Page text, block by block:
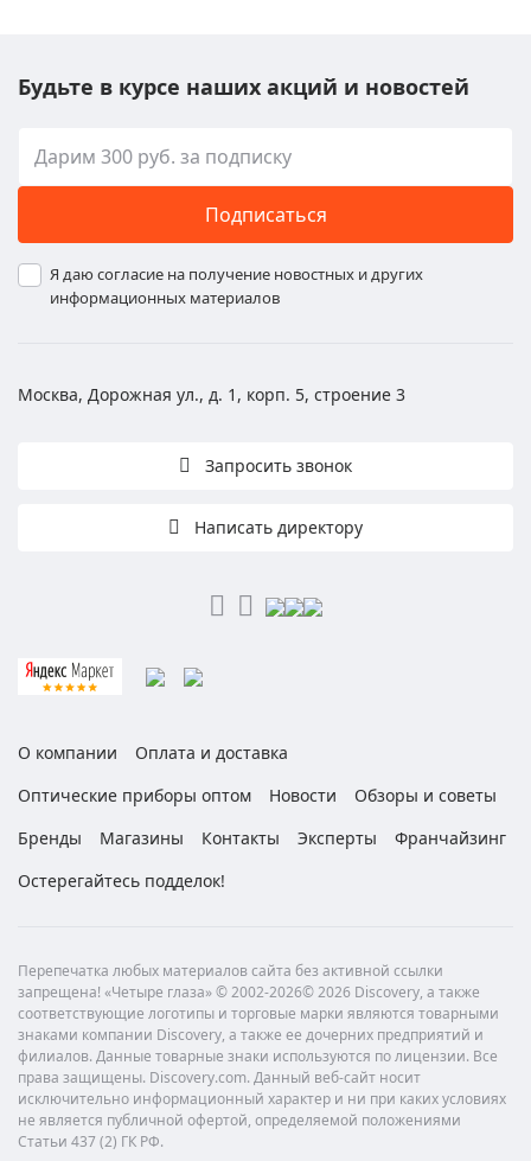
Будьте в курсе наших акций и новостей
Подписаться
Я даю согласие на получение новостных и других
информационных материалов
Москва, Дорожная ул., д. 1, корп. 5, строение 3
Запросить звонок
Написать директору
О компании
Оплата и доставка
Оптические приборы оптом
Новости
Обзоры и советы
Бренды
Магазины Контакты Эксперты
Франчайзинг
Остерегайтесь подделок!
Перепечатка любых материалов сайта без активной ссылки
запрещена! «Четыре глаза» © 2002-2026© 2026 Discovery, а также
соответствующие логотипы и торговые марки являются товарными
знаками компании Discovery, а также ее дочерних предприятий и
филиалов. Данные товарные знаки используются по лицензии. Все
права защищены. Discovery.com. Данный веб-сайт носит
исключительно информационный характер и ни при каких условиях
не является публичной офертой, определяемой положениями
Статьи 437 (2) ГК РФ.